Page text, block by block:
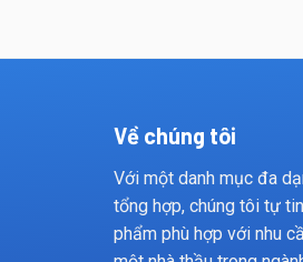
Về chúng tôi
Với một danh mục đa
tổng hợp, chúng tôi tự
phẩm phù hợp với nhu